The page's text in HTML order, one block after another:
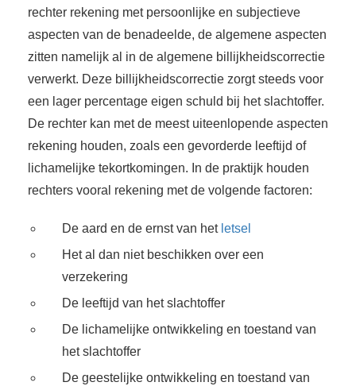
rechter rekening met persoonlijke en subjectieve
aspecten van de benadeelde, de algemene aspecten
zitten namelijk al in de algemene billijkheidscorrectie
verwerkt. Deze billijkheidscorrectie zorgt steeds voor
een lager percentage eigen schuld bij het slachtoffer.
De rechter kan met de meest uiteenlopende aspecten
rekening houden, zoals een gevorderde leeftijd of
lichamelijke tekortkomingen. In de praktijk houden
rechters vooral rekening met de volgende factoren:
De aard en de ernst van het letsel
Het al dan niet beschikken over een
verzekering
De leeftijd van het slachtoffer
De lichamelijke ontwikkeling en toestand van
het slachtoffer
De geestelijke ontwikkeling en toestand van